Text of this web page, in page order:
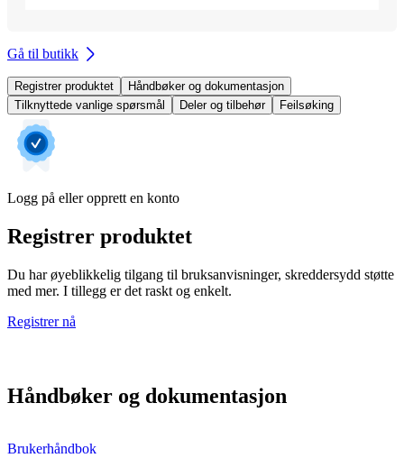
Gå til butikk
Registrer produktet
Håndbøker og dokumentasjon
Tilknyttede vanlige spørsmål
Deler og tilbehør Feilsøking
Logg på eller opprett en konto
Registrer produktet
Du har øyeblikkelig tilgang til bruksanvisninger, skreddersydd støtte
med mer. I tillegg er det raskt og enkelt.
Registrer nå
Håndbøker og dokumentasjon
Brukerhåndbok